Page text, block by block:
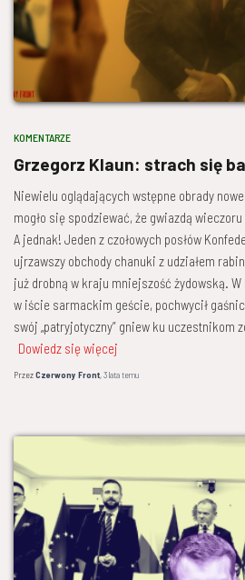
KOMENTARZE
Grzegorz Klaun: strach się
Niewielu oglądających wstępne obrady
mogło się spodziewać, że gwiazdą
A jednak! Jeden z czołowych posłów
ujrzawszy obchody chanuki z udziałem
już drobną w kraju mniejszość żydowską.
w iście sarmackim geście, pochwycił
swój „patryjotyczny” gniew ku uczestnikom
Dowiedz się więcej
PrzezCzerwony Front,3 latatemu